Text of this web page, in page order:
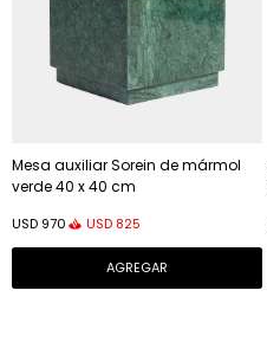
Mesa auxiliar Sorein de mármol
verde 40 x 40 cm
USD 970 USD 825